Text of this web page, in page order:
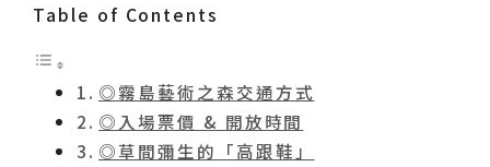
Table of Contents
◎霧島藝術之森交通方式
◎入場票價 & 開放時間
◎草間彌生的「高跟鞋」